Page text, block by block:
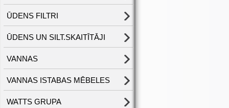
ŪDENS FILTRI
ŪDENS UN SILT.SKAITĪTĀJI
VANNAS
VANNAS ISTABAS MĒBELES
WATTS GRUPA